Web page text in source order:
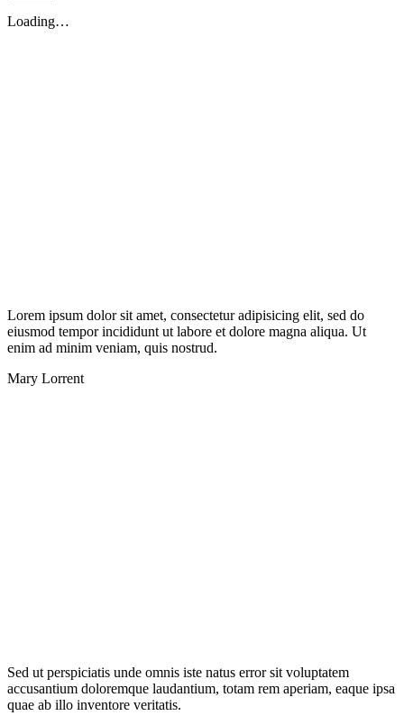
Loading…
Lorem ipsum dolor sit amet, consectetur adipisicing elit, sed do
eiusmod tempor incididunt ut labore et dolore magna aliqua. Ut
enim ad minim veniam, quis nostrud.
Mary Lorrent
Sed ut perspiciatis unde omnis iste natus error sit voluptatem
accusantium doloremque laudantium, totam rem aperiam, eaque ipsa
quae ab illo inventore veritatis.